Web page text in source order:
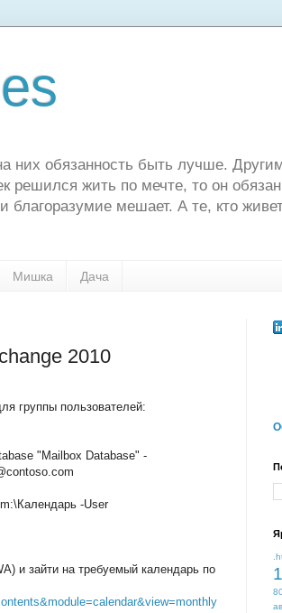
них обязанность быть лучше.
решился жить по мечте, то он
мешает. А те, кто
Мишка Дача
2010
группы пользователей:
"Mailbox Database" -
-User
и зайти на требуемый календарь по